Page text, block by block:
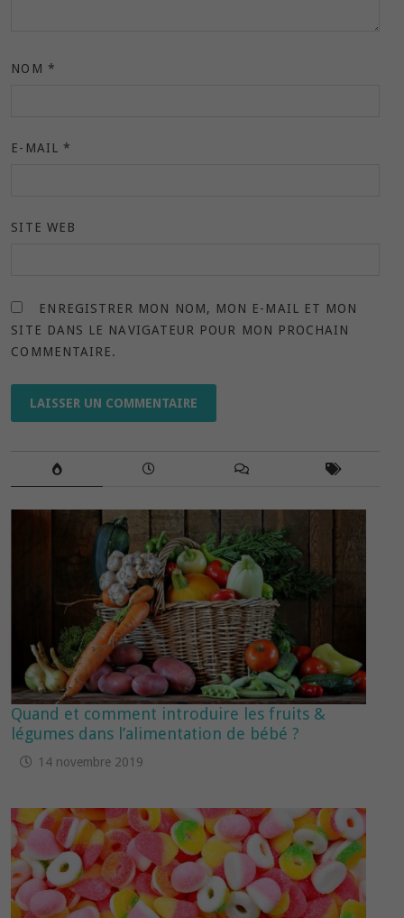
NOM *
E-MAIL *
SITE WEB
ENREGISTRER MON NOM, MON E-MAIL ET MON
SITE DANS LE NAVIGATEUR POUR MON PROCHAIN
COMMENTAIRE.
Quand et comment introduire les fruits &
légumes dans l’alimentation de bébé ?
14 novembre 2019